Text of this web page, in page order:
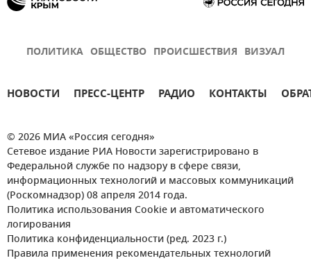
ПОЛИТИКА ОБЩЕСТВО ПРОИСШЕСТВИЯ ВИЗУАЛ
НОВОСТИ ПРЕСС-ЦЕНТР РАДИО КОНТАКТЫ
© 2026 МИА «Россия сегодня»
Сетевое издание РИА Новости зарегистрировано в
Федеральной службе по надзору в сфере связи,
информационных технологий и массовых коммуникаций
(Роскомнадзор) 08 апреля 2014 года.
Политика использования Cookie и автоматического
логирования
Политика конфиденциальности (ред. 2023 г.)
Правила применения рекомендательных технологий